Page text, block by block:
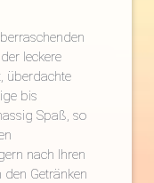
leckere
überdachte
bis
Spaß, so
nach Ihren
Getränken